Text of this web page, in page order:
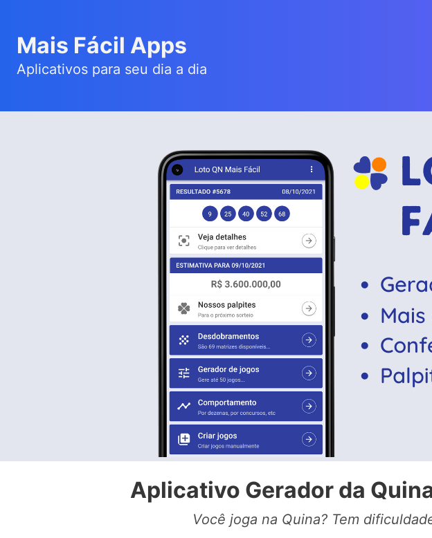
Mais Fácil Apps
Aplicativos para seu dia a dia
Aplicativo Gerador da
Você joga na Quina? Tem